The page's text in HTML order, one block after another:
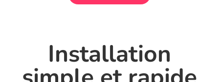
Installation